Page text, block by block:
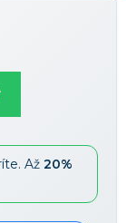
Až 20%